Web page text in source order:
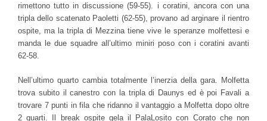
rimettono tutto in discussione (59-55). i coratini, ancora con una
tripla dello scatenato Paoletti (62-55), provano ad arginare il rientro
ospite, ma la tripla di Mezzina tiene vive le speranze molfettesi e
manda le due squadre all’ultimo miniri poso con i coratini avanti
62-58.
Nell’ultimo quarto cambia totalmente l’inerzia della gara. Molfetta
trova subito il canestro con la tripla di Daunys ed è poi Favali a
trovare 7 punti in fila che ridanno il vantaggio a Molfetta dopo oltre
2 quarti. Il break ospite gela il PalaLosito con Corato che non